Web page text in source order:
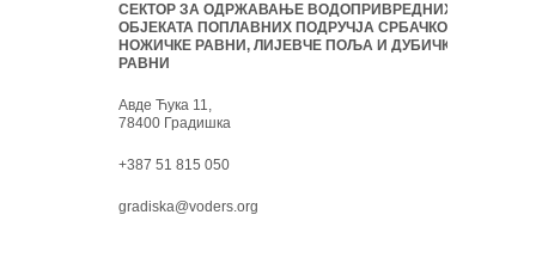
СЕКТОР ЗА ОДРЖАВАЊЕ ВОДОПРИВРЕДНИХ
ОБЈЕКАТА ПОПЛАВНИХ ПОДРУЧЈА СРБАЧКО-
НОЖИЧКЕ РАВНИ, ЛИЈЕВЧЕ ПОЉА И ДУБИЧКЕ
РАВНИ
Авде Ћука 11,
78400 Градишка
+387 51 815 050
gradiska@voders.org